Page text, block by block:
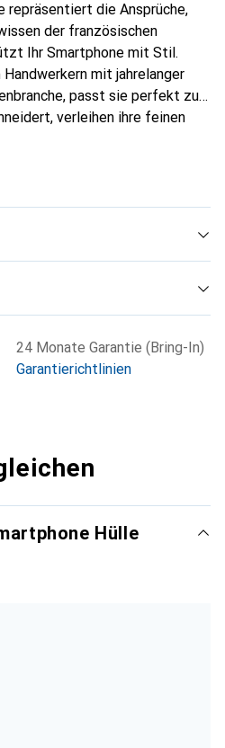
repräsentiert die Ansprüche,
der französischen
Ihr Smartphone mit Stil.
mit jahrelanger
passt sie perfekt zu
verleihen ihre feinen
für Ihr Smartphone.
Wahl für eine
24 Monate Garantie (Bring-In)
Garantierichtlinien
Hülle